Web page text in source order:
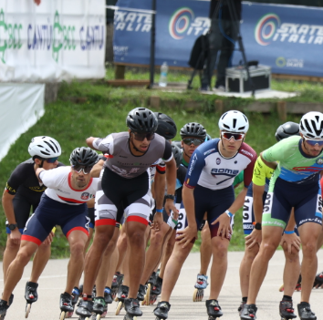
SKATE4ALL
Calendario Ricerca Impianti Feed